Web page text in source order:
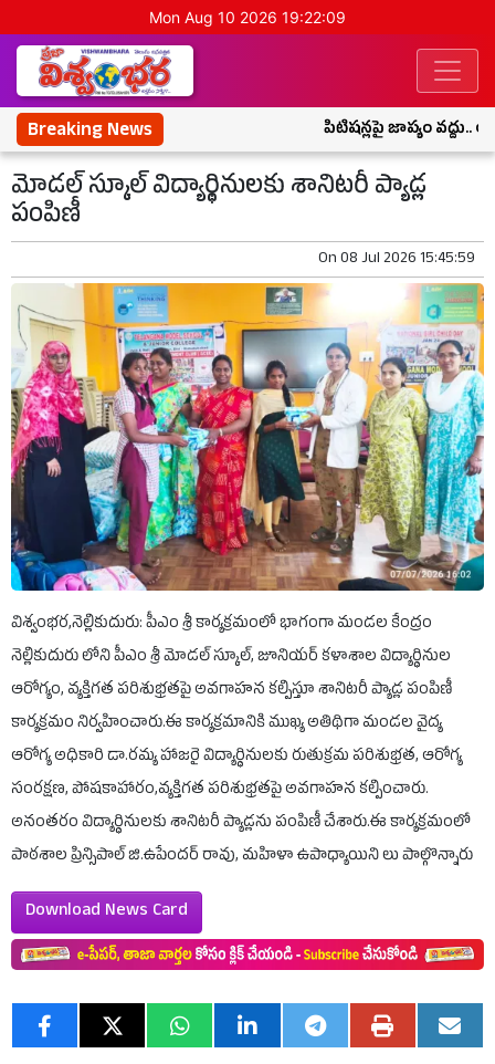
Mon Aug 10 2026 19:22:10
Breaking News పిటిషన్లపై జాప్యం వద్దు..
మోడల్ స్కూల్ విద్యార్థినులకు శానిటరీ ప్యాడ్ల
పంపిణీ
On08 Jul 2026 15:45:59
విశ్వంభర,నెల్లికుదురు: పీఎం శ్రీ కార్యక్రమంలో భాగంగా మండల కేంద్రం
నెల్లికుదురు లోని పీఎం శ్రీ మోడల్ స్కూల్, జూనియర్ కళాశాల విద్యార్థినుల
ఆరోగ్యం, వ్యక్తిగత పరిశుభ్రతపై అవగాహన కల్పిస్తూ శానిటరీ ప్యాడ్ల పంపిణీ
కార్యక్రమం నిర్వహించారు.ఈ కార్యక్రమానికి ముఖ్య అతిథిగా మండల వైద్య
ఆరోగ్య అధికారి డా.రమ్య హాజరై విద్యార్థినులకు రుతుక్రమ పరిశుభ్రత, ఆరోగ్య
సంరక్షణ, పోషకాహారం,వ్యక్తిగత పరిశుభ్రతపై అవగాహన కల్పించారు.
అనంతరం విద్యార్థినులకు శానిటరీ ప్యాడ్లను పంపిణీ చేశారు.ఈ కార్యక్రమంలో
పాఠశాల ప్రిన్సిపాల్ జి.ఉపేందర్ రావు, మహిళా ఉపాధ్యాయిని లు పాల్గొన్నారు
Download News Card